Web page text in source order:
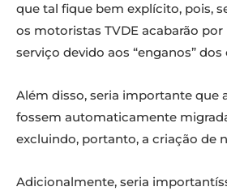
que tal fique bem explícito, pois,
os motoristas TVDE acabarão
serviço devido aos “enganos” dos
Além disso, seria importante que
fossem automaticamente
excluindo, portanto, a criação de
Adicionalmente, seria